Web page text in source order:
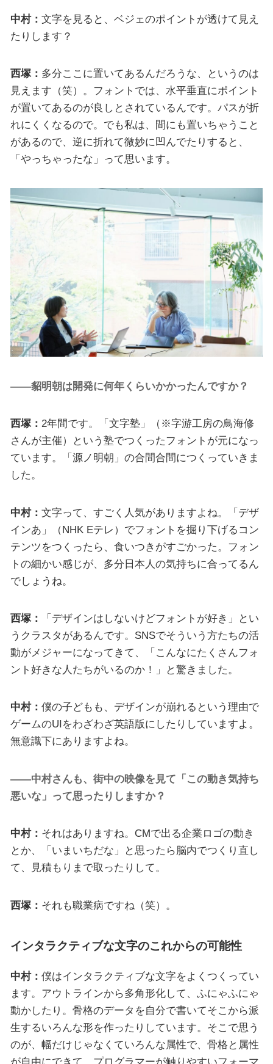
中村： 文字を見ると、ベジェのポイントが透けて見え
たりします？
西塚： 多分ここに置いてあるんだろうな、というのは
見えます（笑）。フォントでは、水平垂直にポイント
が置いてあるのが良しとされているんです。パスが折
れにくくなるので。でも私は、間にも置いちゃうこと
があるので、逆に折れて微妙に凹んでたりすると、
「やっちゃったな」って思います。
――貂明朝は開発に何年くらいかかったんですか？
西塚： 2年間です。「文字塾」（※字游工房の鳥海修
さんが主催）という塾でつくったフォントが元になっ
ています。「源ノ明朝」の合間合間につくっていきま
した。
中村： 文字って、すごく人気がありますよね。「デザ
インあ」（NHK Eテレ）でフォントを掘り下げるコン
テンツをつくったら、食いつきがすごかった。フォン
トの細かい感じが、多分日本人の気持ちに合ってるん
でしょうね。
西塚：
「デザインはしないけどフォントが好き」とい
うクラスタがあるんです。SNSでそういう方たちの活
動がメジャーになってきて、「こんなにたくさんフォ
ント好きな人たちがいるのか！」と驚きました。
中村： 僕の子どもも、デザインが崩れるという理由で
ゲームのUIをわざわざ英語版にしたりしていますよ。
無意識下にありますよね。
――中村さんも、街中の映像を見て「この動き気持ち
悪いな」って思ったりしますか？
中村： それはありますね。CMで出る企業ロゴの動き
とか、「いまいちだな」と思ったら脳内でつくり直し
て、見積もりまで取ったりして。
西塚： それも職業病ですね（笑）。
インタラクティブな文字のこれからの可能性
中村： 僕はインタラクティブな文字をよくつくってい
ます。アウトラインから多角形化して、ふにゃふにゃ
動かしたり。骨格のデータを自分で書いてそこから派
生するいろんな形を作ったりしています。そこで思う
のが、幅だけじゃなくていろんな属性で、骨格と属性
が自由にできて、プログラマーが触りやすいフォーマ